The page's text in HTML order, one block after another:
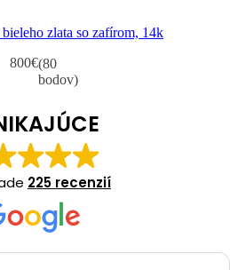
zlata so zafírom, 14k
800€(80
bodov)
225 recenzií